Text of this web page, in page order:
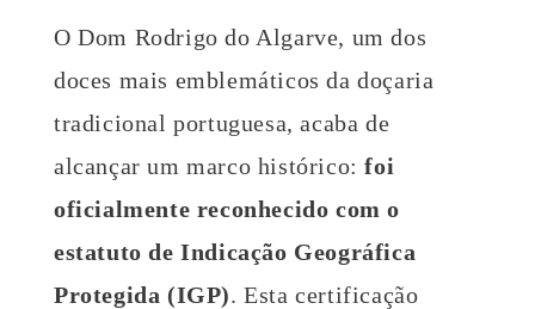
O Dom Rodrigo do Algarve, um dos
doces mais emblemáticos da doçaria
tradicional portuguesa, acaba de
alcançar um marco histórico:foi
oficialmente reconhecido com o
estatuto de Indicação Geográfica
Protegida (IGP). Esta certificação